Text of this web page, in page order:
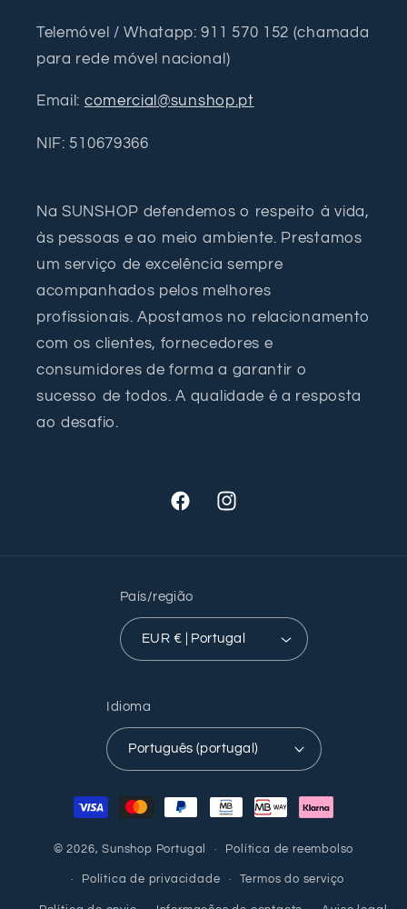
Telemóvel / Whatapp: 911 570 152 (chamada
para rede móvel nacional)
Email: comercial@sunshop.pt
NIF: 510679366
Na SUNSHOP defendemos o respeito à vida,
às pessoas e ao meio ambiente. Prestamos
um serviço de excelência sempre
acompanhados pelos melhores
profissionais. Apostamos no relacionamento
com os clientes, fornecedores e
consumidores de forma a garantir o
sucesso de todos. A qualidade é a resposta
ao desafio.
FacebookInstagram
País/região
EUR € | Portugal
Idioma
Português (portugal)
Métodos
pagamento
© 2026,Sunshop Portugal Política de reembolso
Política de privacidade Termos do serviço